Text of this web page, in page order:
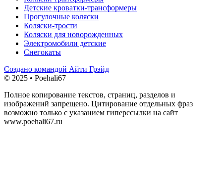
Детские кроватки-трансформеры
Прогулочные коляски
Коляски-трости
Коляски для новорожденных
Электромобили детские
Снегокаты
Создано командой Айти Грэйд
© 2025 • Poehali67
Полное копирование текстов, страниц, разделов и
изображений запрещено. Цитирование отдельных фраз
возможно только с указанием гиперссылки на сайт
www.poehali67.ru